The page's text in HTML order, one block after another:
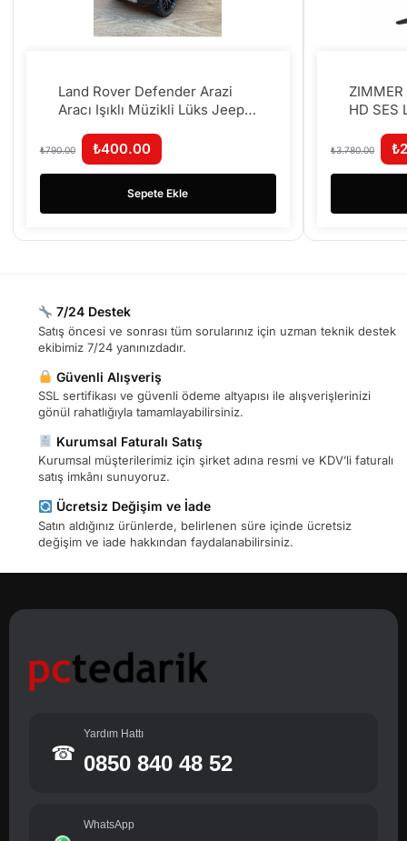
Land Rover Defender Arazi
Aracı Işıklı Müzikli Lüks Jeep
Sürtmeli 17CM
₺790.00 ₺400.00
Sepete Ekle
ZIMMER
HD SES
₺3.780.00 ₺
7/24 Destek
Satış öncesi ve sonrası tüm sorularınız için uzman teknik destek
ekibimiz 7/24 yanınızdadır.
Güvenli Alışveriş
SSL sertifikası ve güvenli ödeme altyapısı ile alışverişlerinizi
gönül rahatlığıyla tamamlayabilirsiniz.
Kurumsal Faturalı Satış
Kurumsal müşterilerimiz için şirket adına resmi ve KDV’li faturalı
satış imkânı sunuyoruz.
Ücretsiz Değişim ve İade
Satın aldığınız ürünlerde, belirlenen süre içinde ücretsiz
değişim ve iade hakkından faydalanabilirsiniz.
☎
Yardım Hattı
0850 840 48 52
WhatsApp